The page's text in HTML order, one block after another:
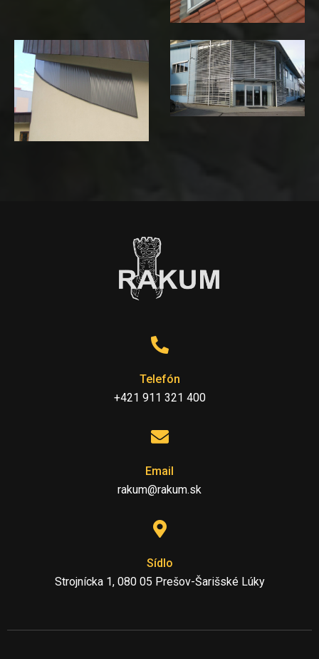
Telefón
+421 911 321 400
Email
rakum@rakum.sk
Sídlo
Strojnícka 1, 080 05 Prešov-Šarišské Lúky